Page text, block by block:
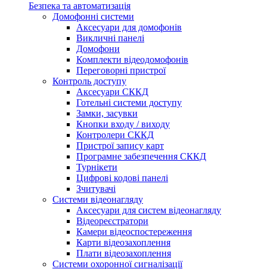
Безпека та автоматизація
Домофонні системи
Аксесуари для домофонів
Викличні панелі
Домофони
Комплекти відеодомофонів
Переговорні пристрої
Контроль доступу
Аксесуари СККД
Готельні системи доступу
Замки, засувки
Кнопки входу / виходу
Контролери СККД
Пристрої запису карт
Програмне забезпечення СККД
Турнікети
Цифрові кодові панелі
Зчитувачі
Системи відеонагляду
Аксесуари для систем відеонагляду
Відеореєстратори
Камери відеоспостереження
Карти відеозахоплення
Плати відеозахоплення
Системи охоронної сигналізації